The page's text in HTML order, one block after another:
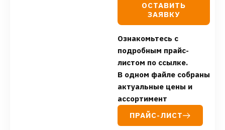
ОСТАВИТЬ
ЗАЯВКУ
Ознакомьтесь с
подробным прайс-
листом по ссылке.
В одном файле собраны
актуальные цены и
ассортимент
ПРАЙС-ЛИСТ